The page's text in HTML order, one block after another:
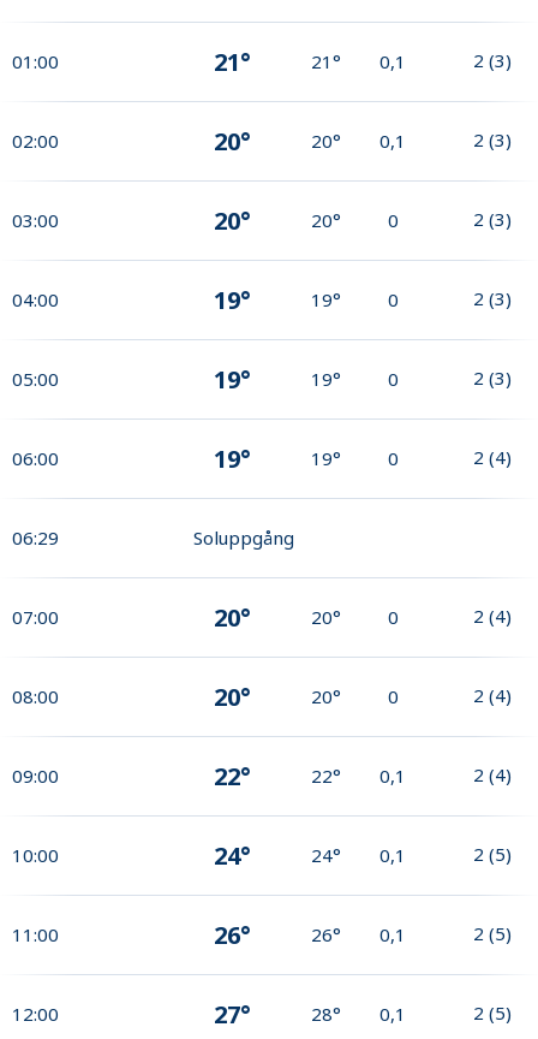
01:00 21° 21° 0,1 2 (3)
02:00 20° 20° 0,1 2 (3)
03:00 20° 20° 0 2 (3)
04:00 19° 19° 0 2 (3)
05:00 19° 19° 0 2 (3)
06:00 19° 19° 0 2 (4)
06:29 Soluppgång
07:00 20° 20° 0 2 (4)
08:00 20° 20° 0 2 (4)
09:00 22° 22° 0,1 2 (4)
10:00 24° 24° 0,1 2 (5)
11:00 26° 26° 0,1 2 (5)
12:00 27° 28° 0,1 2 (5)